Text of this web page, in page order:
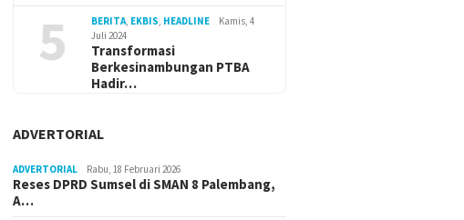
5 BERITA, EKBIS, HEADLINE
Kamis, 4
Juli 2024
Transformasi
Berkesinambungan PTBA
Hadir…
ADVERTORIAL
ADVERTORIAL Rabu, 18 Februari 2026
Reses DPRD Sumsel di SMAN 8 Palembang,
A…